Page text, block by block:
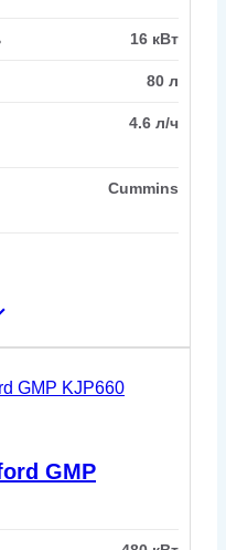
16 кВт
80 л
4.6 л/ч
Cummins
GMP